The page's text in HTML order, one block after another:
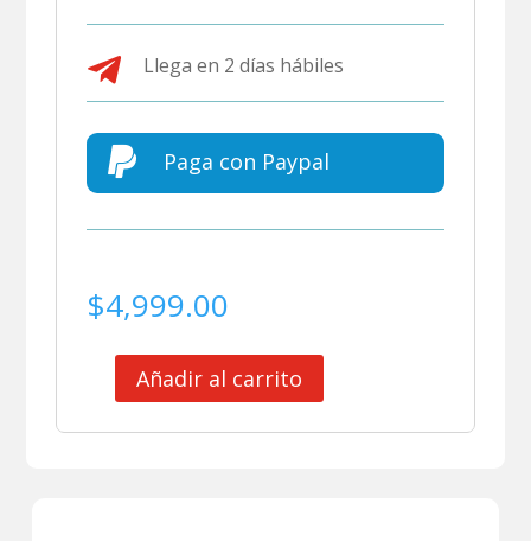
 Llega en 2 días hábiles
 Paga con Paypal
$4,999.00
Añadir al carrito